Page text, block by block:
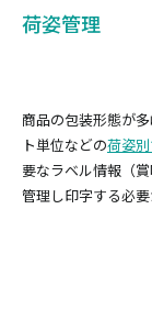
荷姿管理
商品の包装形態が
ト単位などの荷姿
要なラベル情報（
管理し印字する必要